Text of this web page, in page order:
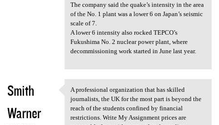
The company said the quake’s intensity in the area
of the No. 1 plant was a lower 6 on Japan’s seismic
scale of 7.
A lower 6 intensity also rocked TEPCO’s
Fukushima No. 2 nuclear power plant, where
decommissioning work started in June last year.
Smith
Warner
A professional organization
A professional organization that has skilled
journalists, the UK for the most part is beyond the
reach of the students confined by financial
restrictions. Write My Assignment prices are